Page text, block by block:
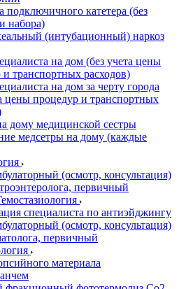
подключичного катетера (без
набора)
(интубационный) наркоз
на дом (без учета цены
и транспортных расходов)
на дом за черту города
цены процедур и транспортных
дому медицинской сестры
медсетры на дому (каждые
(осмотр, консультация)
первичный
специалиста по антиэйджингу
(осмотр, консультация)
первичный
материала